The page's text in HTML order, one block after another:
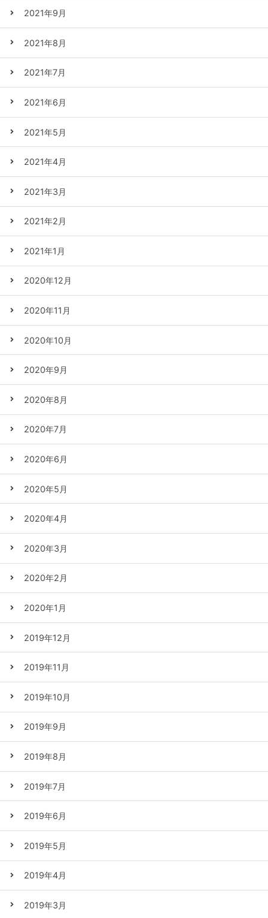
2021年9月
2021年8月
2021年7月
2021年6月
2021年5月
2021年4月
2021年3月
2021年2月
2021年1月
2020年12月
2020年11月
2020年10月
2020年9月
2020年8月
2020年7月
2020年6月
2020年5月
2020年4月
2020年3月
2020年2月
2020年1月
2019年12月
2019年11月
2019年10月
2019年9月
2019年8月
2019年7月
2019年6月
2019年5月
2019年4月
2019年3月